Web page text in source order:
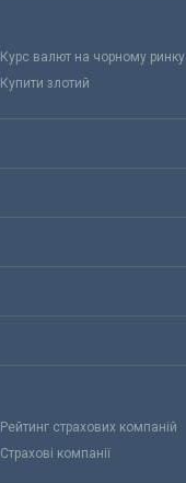
Курс валют на чорному ринку
Купити злотий
Рейтинг страхових компаній
Страхові компанії